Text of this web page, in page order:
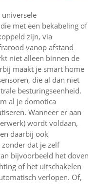
met een bekabeling of
zijn, via
vanop afstand
niet alleen binnen de
maakt je smart home
die al dan niet
besturingseenheid.
al je domotica
Wanneer er aan
wordt voldaan,
daarbij ook
dat je zelf
bijvoorbeeld het doven
of het uitschakelen
verlopen. Of,